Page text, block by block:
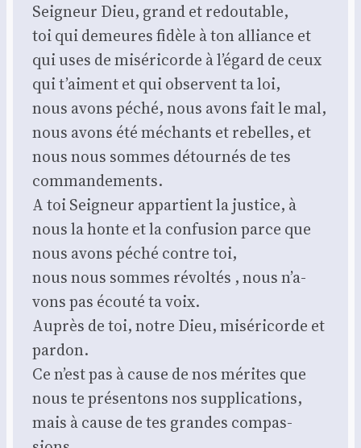
Sei­gneur Dieu, grand et redou­table,
toi qui demeures fidèle à ton alliance et
qui uses de misé­ri­corde à l’é­gard de ceux
qui t’aiment et qui observent ta loi,
nous avons péché, nous avons fait le mal,
nous avons été méchants et rebelles, et
nous nous sommes détour­nés de tes
com­man­de­ments.
A toi Sei­gneur appar­tient la jus­tice, à
nous la honte et la confu­sion parce que
nous avons péché contre toi,
nous nous sommes révol­tés , nous n’a­
vons pas écou­té ta voix.
Auprès de toi, notre Dieu, misé­ri­corde et
par­don.
Ce n’est pas à cause de nos mérites que
nous te pré­sen­tons nos sup­pli­ca­tions,
mais à cause de tes grandes com­pas­